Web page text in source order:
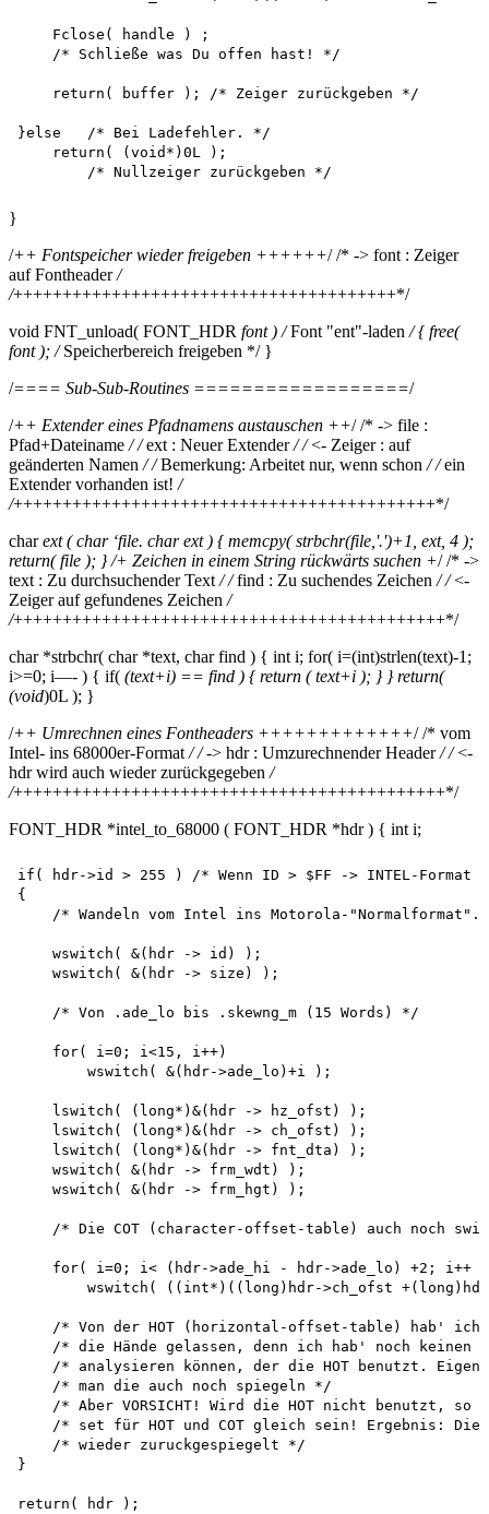
    Fclose( handle ) ;
    /* Schließe was Du offen hast! */
    return( buffer ); /* Zeiger zurückgeben */
}else   /* Bei Ladefehler. */
    return( (void*)0L );
}
/++ Fontspeicher wieder freigeben ++++++/ /* -> font : Zeiger
auf Fontheader/
/+++++++++++++++++++++++++++++++++++++++*/
void FNT_unload( FONT_HDR font ) /Font "ent"-laden / { free(
font ); /Speicherbereich freigeben */ }
/==== Sub-Sub-Routines ==================/
/++ Extender eines Pfadnamens austauschen ++/ /* -> file :
Pfad+Dateiname / /ext : Neuer Extender/ /<- Zeiger : auf
geänderten Namen / /Bemerkung: Arbeitet nur, wenn schon / /ein
Extender vorhanden ist! /
/+++++++++++++++++++++++++++++++++++++++++++*/
charext ( char ‘file. charext ) { memcpy( strbchr(file,'.')+1, ext, 4 );
return( file ); } /+ Zeichen in einem String rückwärts suchen +/ /* ->
text : Zu durchsuchender Text / /find : Zu suchendes Zeichen / /<-
Zeiger auf gefundenes Zeichen /
/++++++++++++++++++++++++++++++++++++++++++++*/
char *strbchr( char *text, char find ) { int i; for( i=(int)strlen(text)-1;
i>=0; i—- ) { if( (text+i) == find ) { return ( text+i ); } } return(
(void)0L ); }
/++ Umrechnen eines Fontheaders +++++++++++++/ /* vom
Intel- ins 68000er-Format / /-> hdr : Umzurechnender Header/ /<-
hdr wird auch wieder zurückgegeben /
/++++++++++++++++++++++++++++++++++++++++++++*/
FONT_HDR *intel_to_68000 ( FONT_HDR *hdr ) { int i;
if( hdr->id > 255 ) /* Wenn ID > $FF -> INTEL-Format
{
/* Wandeln vom Intel ins Motorola-
    wswitch( &(hdr -> id) );
    wswitch( &(hdr -> size) );
    /* Von .ade_lo bis .skewng_m (15 Words) */
    for( i=0; i<15, i++)
        wswitch( &(hdr->ade_lo)+i );
    lswitch( (long*)&(hdr -> hz_ofst) );
    lswitch( (long*)&(hdr -> ch_ofst) );
    lswitch( (long*)&(hdr -> fnt_dta) );
    wswitch( &(hdr -> frm_wdt) );
    wswitch( &(hdr -> frm_hgt) );
/* Die COT (character-offset-table) auch noch
    for( i=0; i< (hdr->ade_hi - hdr->ade_lo) +2; i++ )
wswitch( ((int*)((long)hdr->ch_ofst
/* Von der HOT (horizontal-offset-table) hab' ich
/* die Hände gelassen, denn ich hab' noch keinen
/* analysieren können, der die HOT benutzt.
    /* man die auch noch spiegeln */
/* Aber VORSICHT! Wird die HOT nicht benutzt, so
/* set für HOT und COT gleich sein! Ergebnis: Die
    /* wieder zuruckgespiegelt */
}